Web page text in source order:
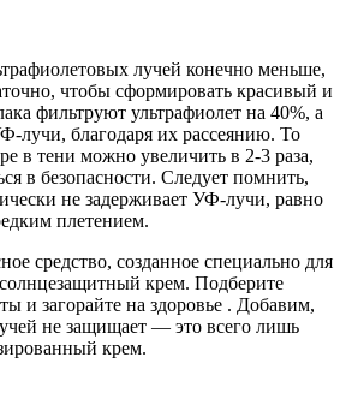
лучей конечно меньше,
чтобы сформировать красивый и
фильтруют ультрафиолет на 40%, а
лучи, благодаря их рассеянию. То
в тени можно увеличить в 2-3 раза,
в безопасности. Следует помнить,
не задерживает УФ-лучи, равно
плетением.
средство, созданное специально для
крем. Подберите
и загорайте на здоровье . Добавим,
не защищает — это всего лишь
крем.